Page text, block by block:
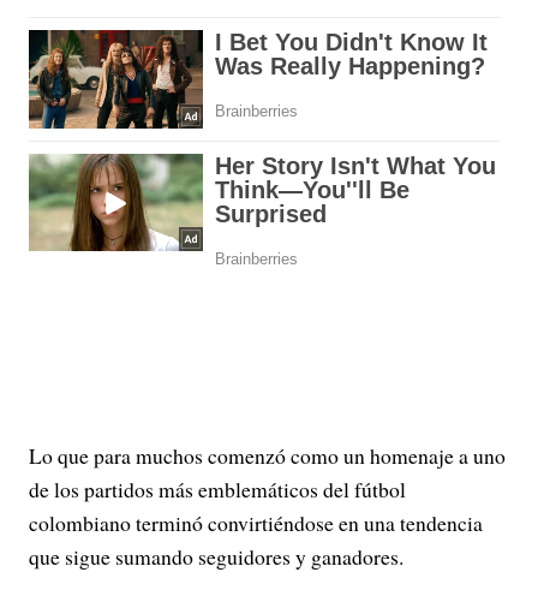
Lo que para muchos comenzó como un homenaje a uno
de los partidos más emblemáticos del fútbol
colombiano terminó convirtiéndose en una tendencia
que sigue sumando seguidores y ganadores.